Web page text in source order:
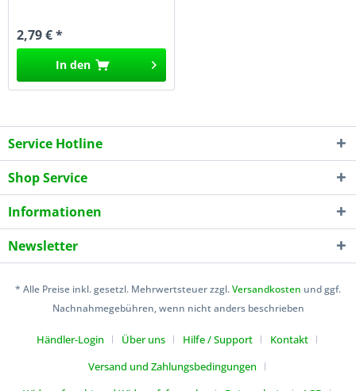
2,79 € *
In den
Service Hotline
Shop Service
Informationen
Newsletter
* Alle Preise inkl. gesetzl. Mehrwertsteuer zzgl.Versandkosten und ggf.
Nachnahmegebühren, wenn nicht anders beschrieben
Händler-Login Über uns Hilfe / Support
Kontakt
Versand und Zahlungsbedingungen